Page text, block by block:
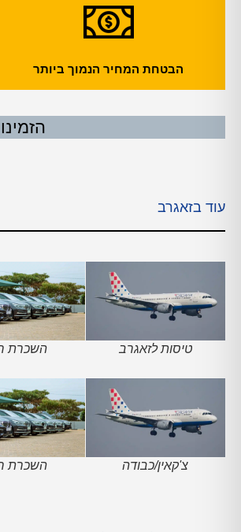
הבטחת המחיר הנמוך ביותר
עוד בזאגרב
טיסות לזאגרב השכרת
צ'קאין/כבודה השכרת